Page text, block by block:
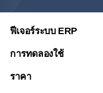
ฟีเจอร์ระบบ ERP
การทดลองใช้
ราคา
繁體中文
Việt Nam (Tiếng Việt)
Malaysia (English)